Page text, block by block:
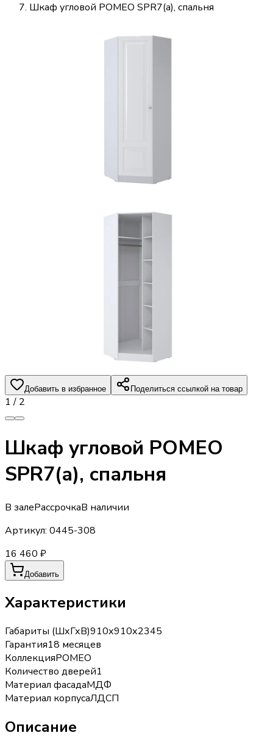
Шкаф угловой РОМЕО SPR7(а), спальня
Добавить в избранное Поделиться ссылкой на товар
1 / 2
Шкаф угловой РОМЕО
SPR7(а), спальня
В залеРассрочкаВ наличии
Артикул: 0445-308
16 460 ₽
Добавить
Характеристики
Габариты (ШхГхВ)910х910х2345
Гарантия18 месяцев
КоллекцияРОМЕО
Количество дверей1
Материал фасадаМДФ
Материал корпусаЛДСП
Описание